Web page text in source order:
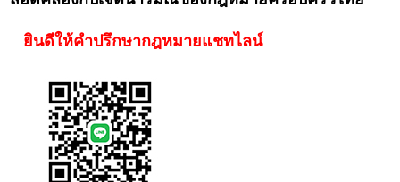
ยินดีให้คำปรึกษากฎหมายแชทไลน์